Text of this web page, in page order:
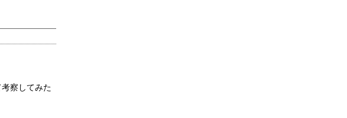
察してみた